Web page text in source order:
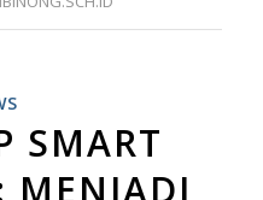
SMART
MENJADI